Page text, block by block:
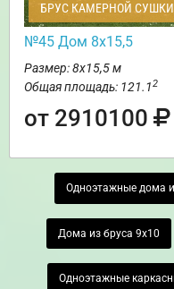
БРУС КАМЕРНОЙ СУШКИ
№45 Дом 8х15,5
Размер: 8х15,5 м
Общая площадь: 121.12
от 2910100
Одноэтажные дома
Дома из бруса 9х10
Одноэтажные